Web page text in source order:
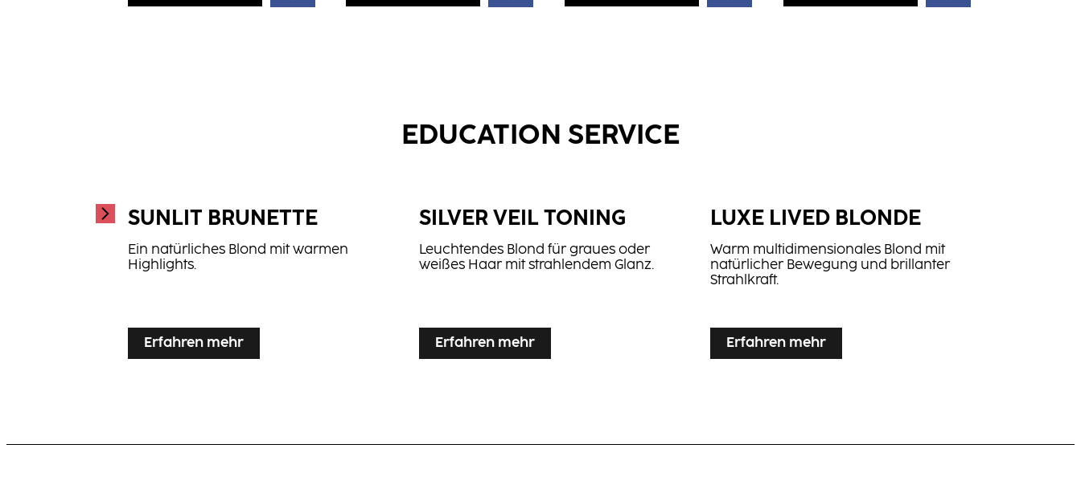
EDUCATION SERVICE
SUNLIT BRUNETTE
Ein natürliches Blond mit warmen
Highlights.
...
Erfahren mehr
SILVER VEIL TONING
Leuchtendes Blond für graues oder
weißes Haar mit strahlendem Glanz.
...
Erfahren mehr
LUXE LIVED BLONDE
Warm multidimensionales Blond mit
natürlicher Bewegung und brillanter
Strahlkraft.
...
Erfahren mehr